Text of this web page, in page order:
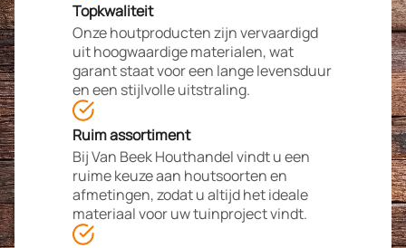
Topkwaliteit
Onze houtproducten zijn vervaardigd
uit hoogwaardige materialen, wat
garant staat voor een lange levensduur
en een stijlvolle uitstraling.
Ruim assortiment
Bij Van Beek Houthandel vindt u een
ruime keuze aan houtsoorten en
afmetingen, zodat u altijd het ideale
materiaal voor uw tuinproject vindt.